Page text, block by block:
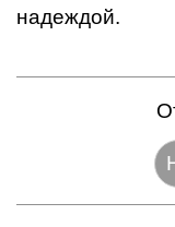
надеждой.